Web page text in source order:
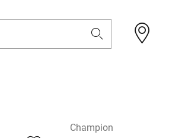
Champion